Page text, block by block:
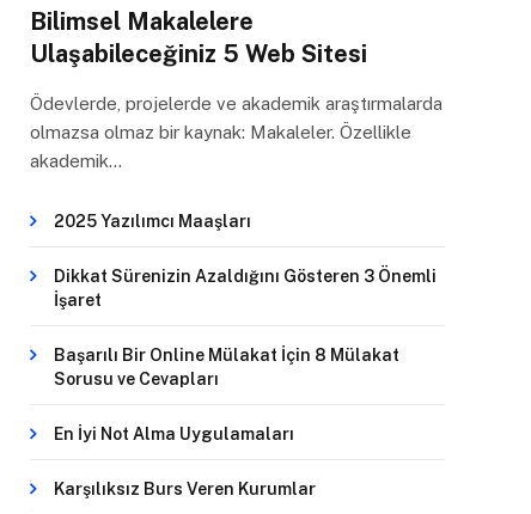
Bilimsel Makalelere
Ulaşabileceğiniz 5 Web Sitesi
Ödevlerde, projelerde ve akademik araştırmalarda
olmazsa olmaz bir kaynak: Makaleler. Özellikle
akademik…
2025 Yazılımcı Maaşları
Dikkat Sürenizin Azaldığını Gösteren 3 Önemli
İşaret
Başarılı Bir Online Mülakat İçin 8 Mülakat
Sorusu ve Cevapları
En İyi Not Alma Uygulamaları
Karşılıksız Burs Veren Kurumlar